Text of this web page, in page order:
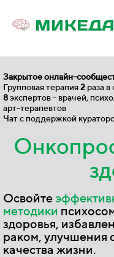
Закрытоеонлайн-
Групповая терапия2 раза
8экспертов – врачей,
арт-терапевтов
Чат с поддержкой
Освойте
методики
здоровья,
раком, улучшения
качества жизни.